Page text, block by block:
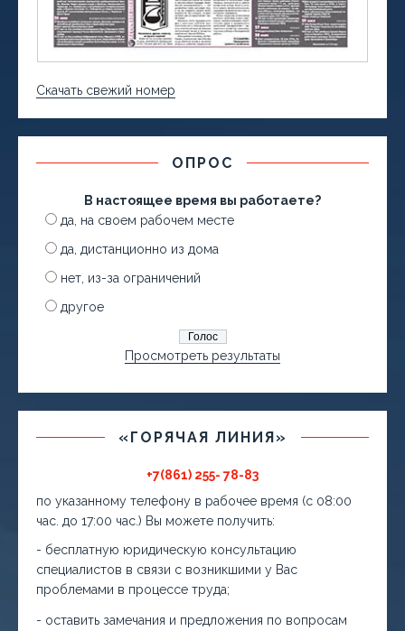
Скачать свежий номер
ОПРОС
В настоящее время вы работаете?
да, на своем рабочем месте
да, дистанционно из дома
нет, из-за ограничений
другое
Просмотреть результаты
«ГОРЯЧАЯ ЛИНИЯ»
+7(861) 255- 78-83
по указанному телефону в рабочее время (с 08:00
час. до 17:00 час.) Вы можете получить:
- бесплатную юридическую консультацию
специалистов в связи с возникшими у Вас
проблемами в процессе труда;
- оставить замечания и предложения по вопросам